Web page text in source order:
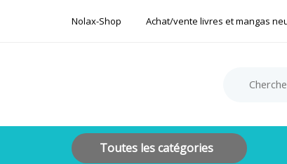
content
Nolax-Shop Achat/vente livres et mangas
Toutes les catégories